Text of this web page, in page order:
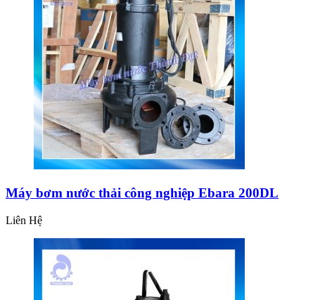
Máy bơm nước thải công nghiệp Ebara 200DL
Liên Hệ